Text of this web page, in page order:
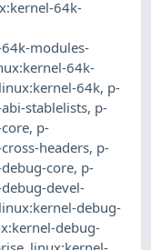
64k-
modules-
64k-
64k, p-
stablelists, p-
, p-
headers, p-
core, p-
devel-
debug-
debug-